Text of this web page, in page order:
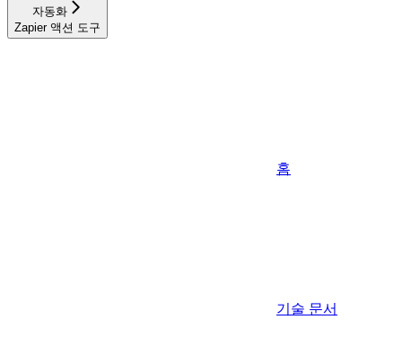
자동화
Zapier 액션 도구
홈
기술 문서